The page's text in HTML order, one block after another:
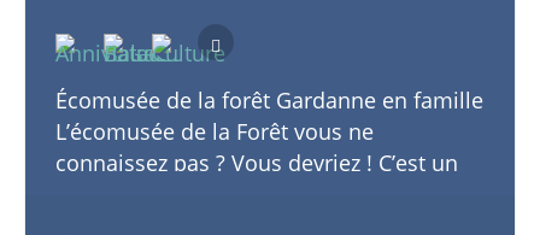
Écomusée de la forêt Gardanne en famille
L’écomusée de la Forêt vous ne
connaissez pas ? Vous devriez ! C’est un